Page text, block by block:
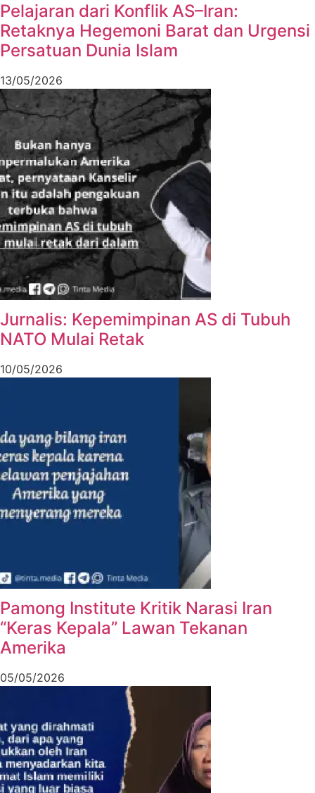
Pelajaran dari Konflik AS–Iran:
Retaknya Hegemoni Barat dan Urgensi
Persatuan Dunia Islam
13/05/2026
Jurnalis: Kepemimpinan AS di Tubuh
NATO Mulai Retak
10/05/2026
Pamong Institute Kritik Narasi Iran
“Keras Kepala” Lawan Tekanan
Amerika
05/05/2026